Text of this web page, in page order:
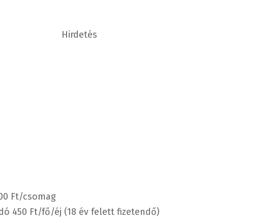
Hirdetés
Ft/csomag
450 Ft/fő/éj (18 év felett fizetendő)